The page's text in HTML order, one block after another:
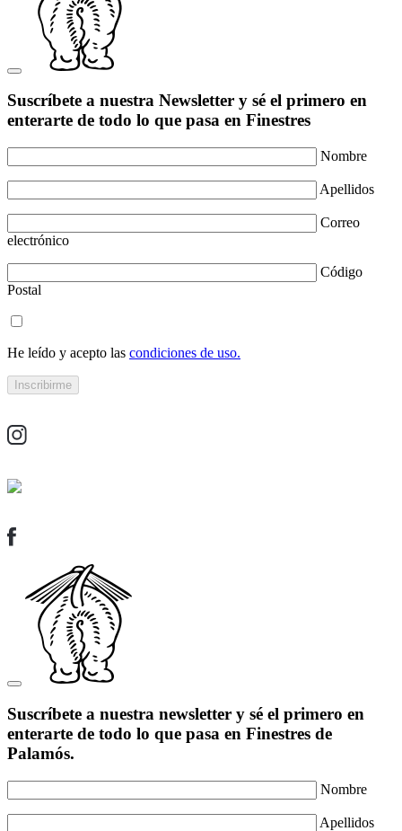
Suscríbete a nuestra Newsletter y sé el primero en
enterarte de todo lo que pasa en Finestres
Nombre
Apellidos
Correo
electrónico
Código
Postal
He leído y acepto las condiciones de uso.
Suscríbete a nuestra newsletter y sé el primero en
enterarte de todo lo que pasa en Finestres de
Palamós.
Nombre
Apellidos